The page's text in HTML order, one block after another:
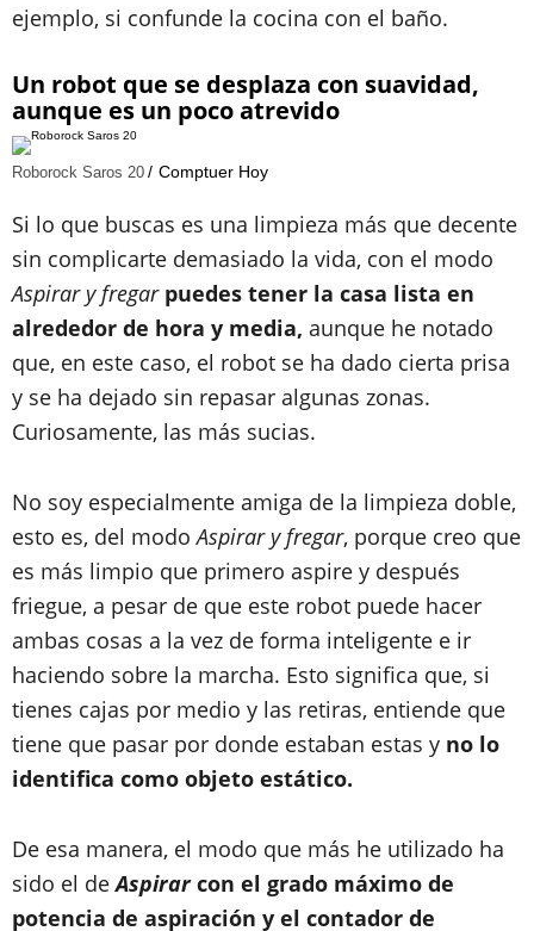
ejemplo, si confunde la cocina con el baño.
Un robot que se desplaza con suavidad,
aunque es un poco atrevido
Roborock Saros 20 Comptuer Hoy
Si lo que buscas es una limpieza más que decente
sin complicarte demasiado la vida, con el modo
Aspirar y fregarpuedes tener la casa lista en
alrededor de hora y media, aunque he notado
que, en este caso, el robot se ha dado cierta prisa
y se ha dejado sin repasar algunas zonas.
Curiosamente, las más sucias.
No soy especialmente amiga de la limpieza doble,
esto es, del modoAspirar y fregar, porque creo que
es más limpio que primero aspire y después
friegue, a pesar de que este robot puede hacer
ambas cosas a la vez de forma inteligente e ir
haciendo sobre la marcha. Esto significa que, si
tienes cajas por medio y las retiras, entiende que
tiene que pasar por donde estaban estas y no lo
identifica como objeto estático.
De esa manera, el modo que más he utilizado ha
sido el deAspirarcon el grado máximo de
potencia de aspiración y el contador de